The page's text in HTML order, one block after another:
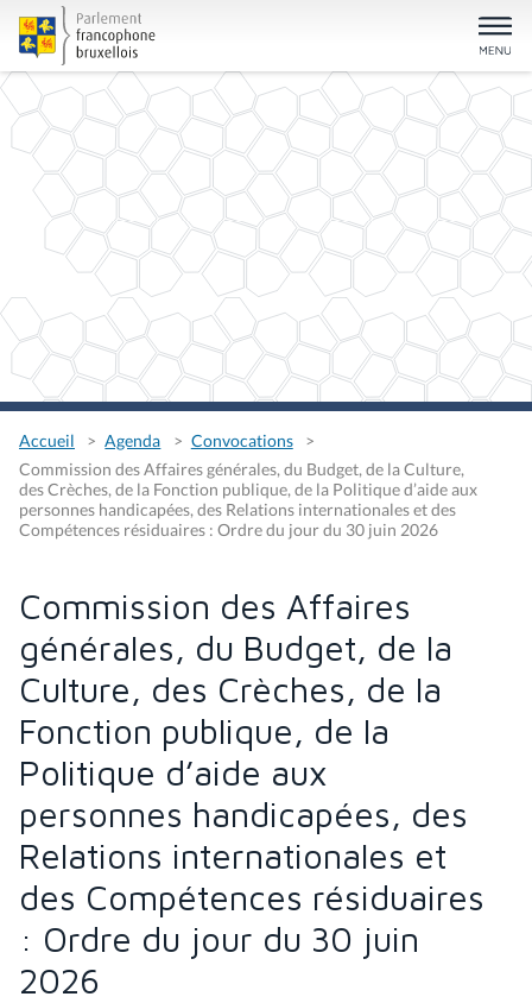
Accueil Agenda
Convocations
Commission des Affaires générales, du Budget, de la Culture,
des Crèches, de la Fonction publique, de la Politique d’aide aux
personnes handicapées, des Relations internationales et des
Compétences résiduaires : Ordre du jour du 30 juin 2026
Commission des Affaires
générales, du Budget, de la
Culture, des Crèches, de la
Fonction publique, de la
Politique d’aide aux
personnes handicapées, des
Relations internationales et
des Compétences résiduaires
: Ordre du jour du 30 juin
2026